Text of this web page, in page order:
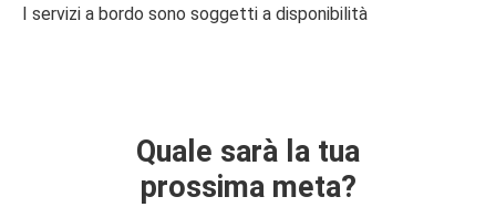
I servizi a bordo sono soggetti a disponibilità
Quale sarà la tua
prossima meta?